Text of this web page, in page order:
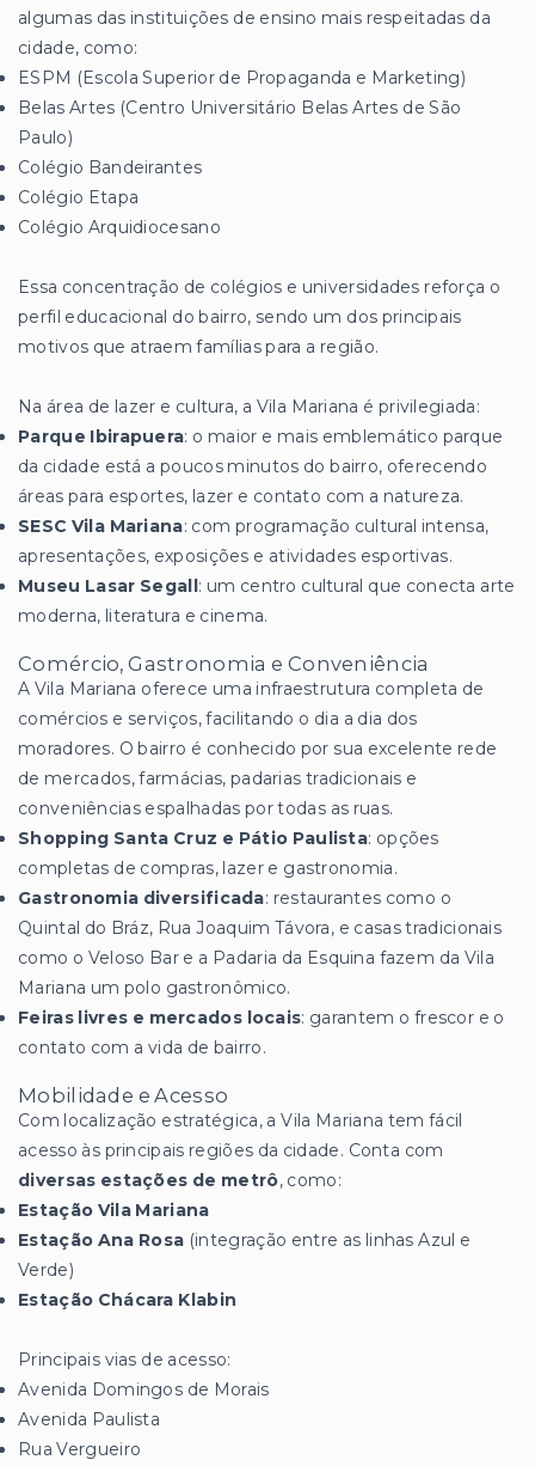
algumas das instituições de ensino mais respeitadas da
cidade, como:
ESPM (Escola Superior de Propaganda e Marketing)
Belas Artes (Centro Universitário Belas Artes de São
Paulo)
Colégio Bandeirantes
Colégio Etapa
Colégio Arquidiocesano
Essa concentração de colégios e universidades reforça o
perfil educacional do bairro, sendo um dos principais
motivos que atraem famílias para a região.
Na área de lazer e cultura, a Vila Mariana é privilegiada:
Parque Ibirapuera: o maior e mais emblemático parque
da cidade está a poucos minutos do bairro, oferecendo
áreas para esportes, lazer e contato com a natureza.
SESC Vila Mariana: com programação cultural intensa,
apresentações, exposições e atividades esportivas.
Museu Lasar Segall: um centro cultural que conecta arte
moderna, literatura e cinema.
Comércio, Gastronomia e Conveniência
A Vila Mariana oferece uma infraestrutura completa de
comércios e serviços, facilitando o dia a dia dos
moradores. O bairro é conhecido por sua excelente rede
de mercados, farmácias, padarias tradicionais e
conveniências espalhadas por todas as ruas.
Shopping Santa Cruz e Pátio Paulista: opções
completas de compras, lazer e gastronomia.
Gastronomia diversificada: restaurantes como o
Quintal do Bráz, Rua Joaquim Távora, e casas tradicionais
como o Veloso Bar e a Padaria da Esquina fazem da Vila
Mariana um polo gastronômico.
Feiras livres e mercados locais: garantem o frescor e o
contato com a vida de bairro.
Mobilidade e Acesso
Com localização estratégica, a Vila Mariana tem fácil
acesso às principais regiões da cidade. Conta com
diversas estações de metrô, como:
Estação Vila Mariana
Estação Ana Rosa (integração entre as linhas Azul e
Verde)
Estação Chácara Klabin
Principais vias de acesso:
Avenida Domingos de Morais
Avenida Paulista
Rua Vergueiro